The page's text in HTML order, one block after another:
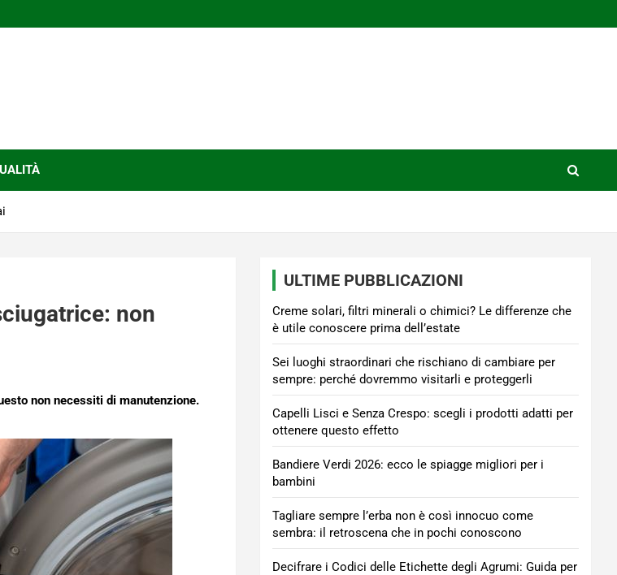
non
non necessiti di manutenzione.
ULTIME PUBBLICAZIONI
Creme solari, filtri minerali o chimici? Le differenze che
è utile conoscere prima dell’estate
Sei luoghi straordinari che rischiano di cambiare per
sempre: perché dovremmo visitarli e proteggerli
Capelli Lisci e Senza Crespo: scegli i prodotti adatti per
ottenere questo effetto
Bandiere Verdi 2026: ecco le spiagge migliori per i
bambini
Tagliare sempre l’erba non è così innocuo come
sembra: il retroscena che in pochi conoscono
Decifrare i Codici delle Etichette degli Agrumi: Guida per